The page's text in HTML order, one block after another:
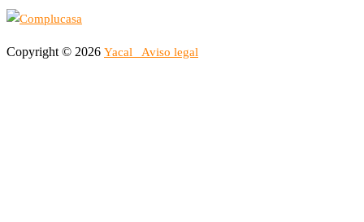
Copyright © 2026 Yacal Aviso legal